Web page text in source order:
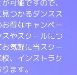
可能ですので、
つかるダンスス
得なキャンペー
やスクールにつ
気軽に当スクー
、インストラク
ます。